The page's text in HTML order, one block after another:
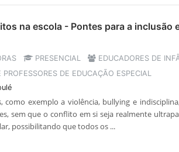
na escola - Pontes para a inclusão
PRESENCIAL
EDUCADORES DE
DE EDUCAÇÃO ESPECIAL
como exemplo a violência, bullying e
sem que o conflito em si seja realmente
possibilitando que todos os ...